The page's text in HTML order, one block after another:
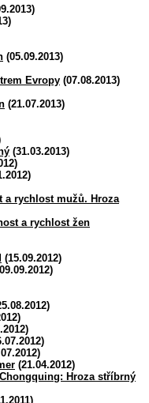
(05.09.2013)
Evropy (07.08.2013)
(21.07.2013)
(31.03.2013)
a rychlost mužů. Hroza
a rychlost žen
(15.09.2012)
(21.04.2012)
Hroza stříbrný